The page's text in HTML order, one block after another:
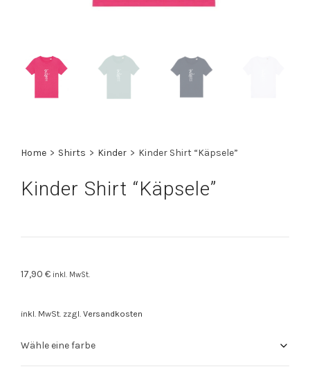
Home > Shirts > Kinder > Kinder Shirt “Käpsele”
Kinder Shirt “Käpsele”
17,90 € inkl. MwSt.
inkl. MwSt. zzgl. Versandkosten